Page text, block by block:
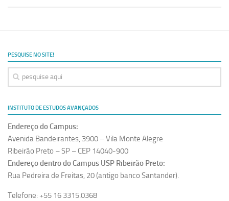
PESQUISE NO SITE!
INSTITUTO DE ESTUDOS AVANÇADOS
Endereço do Campus:
Avenida Bandeirantes, 3900 – Vila Monte Alegre
Ribeirão Preto – SP – CEP 14040-900
Endereço dentro do Campus USP Ribeirão Preto:
Rua Pedreira de Freitas, 20 (antigo banco Santander).
Telefone: +55 16 3315.0368